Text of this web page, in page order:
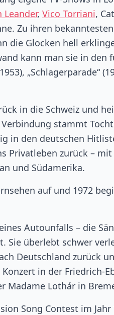
Leander, Vico Torriani,
Zu ihren
die Glocken hell
kann man sie in den
„Schlagerparade“
in die Schweiz und
stammt
in den deutschen
Privatleben zurück –
und Südamerika.
auf und 1972
Autounfalls – die
Sie überlebt schwer
Deutschland zurück
in der Friedrich-
Madame Lothár in
Song Contest im Jahr